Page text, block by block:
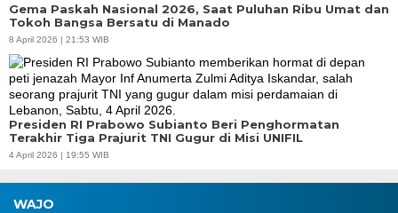
Gema Paskah Nasional 2026, Saat Puluhan Ribu Umat dan
Tokoh Bangsa Bersatu di Manado
8 April 2026 | 21:53 WIB
Presiden RI Prabowo Subianto Beri Penghormatan
Terakhir Tiga Prajurit TNI Gugur di Misi UNIFIL
4 April 2026 | 19:55 WIB
WAJO